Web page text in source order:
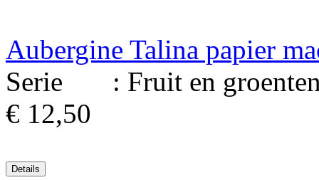
Aubergine Talina papier
Serie : Fruit en
€ 12,50